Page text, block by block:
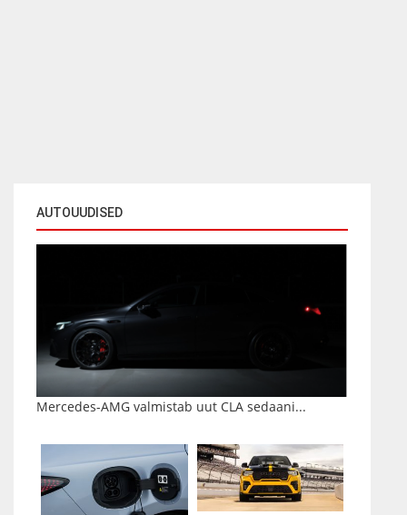
AUTOUUDISED
Mercedes-AMG valmistab uut CLA sedaani...